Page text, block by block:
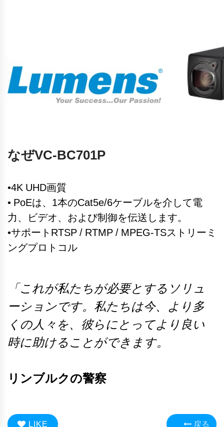
なぜVC-BC701P
•4K UHD画質
• PoEは、1本のCat5e/6ケーブルを介して電
力、ビデオ、および制御を伝送します。
•サポートRTSP / RTMP / MPEG-TSストリーミ
ングプロトコル
「これが私たちが必要とするソリュ
ーションです。私たちは今、より多
くの人々を、彼らにとってより良い
時に助けることができます。
リンブルクの警察
戻る
LIKE